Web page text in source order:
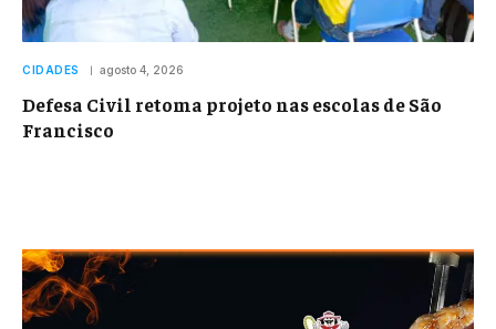
CIDADES agosto 4, 2026
Defesa Civil retoma projeto nas escolas de São
Francisco